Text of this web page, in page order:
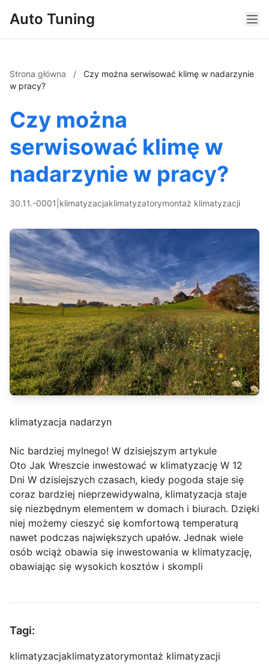
Auto Tuning
Strona główna /
Czy można serwisować klimę w nadarzynie
w pracy?
Czy można
serwisować klimę w
nadarzynie w pracy?
30.11.-0001 klimatyzacjaklimatyzatorymontaż klimatyzacji
klimatyzacja nadarzyn
Nic bardziej mylnego! W dzisiejszym artykule
Oto Jak Wreszcie inwestować w klimatyzację W 12
Dni W dzisiejszych czasach, kiedy pogoda staje się
coraz bardziej nieprzewidywalna, klimatyzacja staje
się niezbędnym elementem w domach i biurach. Dzięki
niej możemy cieszyć się komfortową temperaturą
nawet podczas największych upałów. Jednak wiele
osób wciąż obawia się inwestowania w klimatyzację,
obawiając się wysokich kosztów i skompli
Tagi:
klimatyzacjaklimatyzatorymontaż klimatyzacji